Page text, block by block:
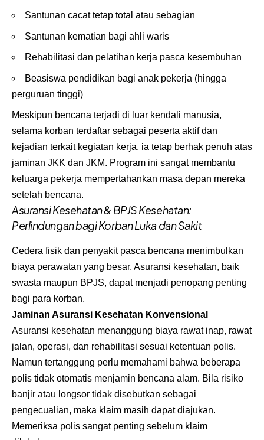
Santunan cacat tetap total atau sebagian
Santunan kematian bagi ahli waris
Rehabilitasi dan pelatihan kerja pasca kesembuhan
Beasiswa pendidikan bagi anak pekerja (hingga
perguruan tinggi)
Meskipun bencana terjadi di luar kendali manusia,
selama korban terdaftar sebagai peserta aktif dan
kejadian terkait kegiatan kerja, ia tetap berhak penuh atas
jaminan JKK dan JKM. Program ini sangat membantu
keluarga pekerja mempertahankan masa depan mereka
setelah bencana.
Asuransi Kesehatan & BPJS Kesehatan:
Perlindungan bagi Korban Luka dan Sakit
Cedera fisik dan penyakit pasca bencana menimbulkan
biaya perawatan yang besar. Asuransi kesehatan, baik
swasta maupun BPJS, dapat menjadi penopang penting
bagi para korban.
Jaminan Asuransi Kesehatan Konvensional
Asuransi kesehatan menanggung biaya rawat inap, rawat
jalan, operasi, dan rehabilitasi sesuai ketentuan polis.
Namun tertanggung perlu memahami bahwa beberapa
polis tidak otomatis menjamin bencana alam. Bila risiko
banjir atau longsor tidak disebutkan sebagai
pengecualian, maka klaim masih dapat diajukan.
Memeriksa polis sangat penting sebelum klaim